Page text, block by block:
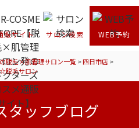
販サイト サロン検索 WEB予約
脱毛×肌管理サロン一覧>四日市店>
脱毛サロン
タッフブログ